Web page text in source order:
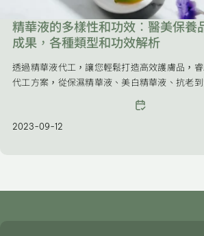
精華液的多樣性和功效：醫美保養
成果，各種類型和功效解析
透過精華液代工，讓您輕鬆打造高效護膚品，
代工方案，從保濕精華液、美白精華液、抗老
需求，我們憑藉 25 年豐富的代工經驗和專業知
信任，幫助您在市場上脫穎而出，無論您是新
額，與睿驊合作，為您的護膚品帶來更多價值。
2023-09-12